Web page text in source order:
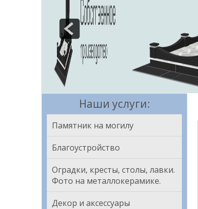
Наши услуги:
Памятник на могилу
Благоустройство
Оградки, кресты, столы, лавки.
Фото на металлокерамике.
Декор и аксессуары